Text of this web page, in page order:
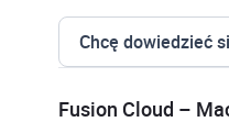
Chcę dowiedzieć
Fusion Cloud –